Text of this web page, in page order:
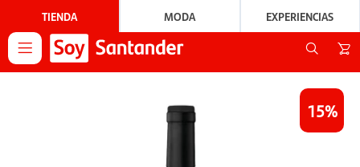
TIENDA MODA EXPERIENCIAS

15